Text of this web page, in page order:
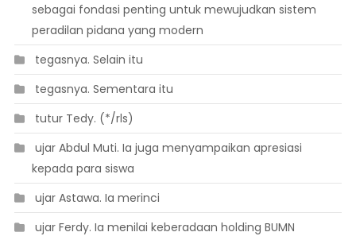
sebagai fondasi penting untuk mewujudkan sistem
peradilan pidana yang modern
 tegasnya. Selain itu
 tegasnya. Sementara itu
 tutur Tedy. (*/rls)
 ujar Abdul Muti. Ia juga menyampaikan apresiasi
kepada para siswa
 ujar Astawa. Ia merinci
 ujar Ferdy. Ia menilai keberadaan holding BUMN